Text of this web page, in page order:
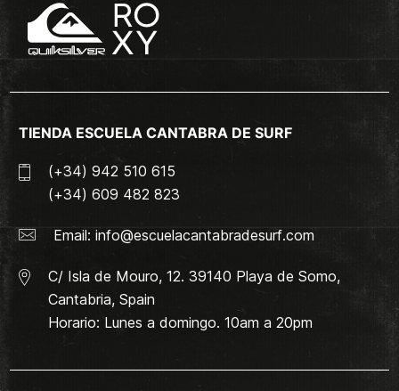
TIENDA ESCUELA CANTABRA DE SURF
(+34) 942 510 615
(+34) 609 482 823
Email: info@escuelacantabradesurf.com
C/ Isla de Mouro, 12. 39140 Playa de Somo,
Cantabria, Spain
Horario: Lunes a domingo. 10am a 20pm